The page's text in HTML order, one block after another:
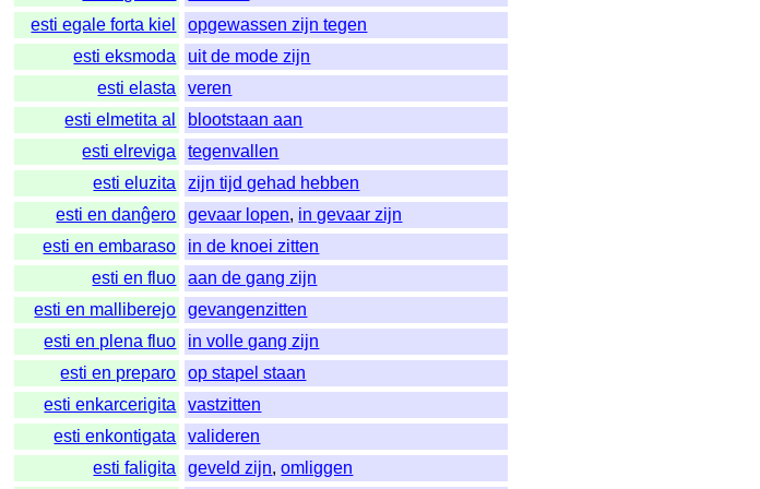
esti egale forta kiel
opgewassen zijn tegen
esti eksmoda
uit de mode zijn
esti elasta
veren
esti elmetita al
blootstaan aan
esti elreviga
tegenvallen
esti eluzita
zijn tijd gehad hebben
esti en danĝero
gevaar lopen, in gevaar zijn
esti en embaraso
in de knoei zitten
esti en fluo
aan de gang zijn
esti en malliberejo
gevangenzitten
esti en plena fluo
in volle gang zijn
esti en preparo
op stapel staan
esti enkarcerigita
vastzitten
esti enkontigata
valideren
esti faligita
geveld zijn,omliggen